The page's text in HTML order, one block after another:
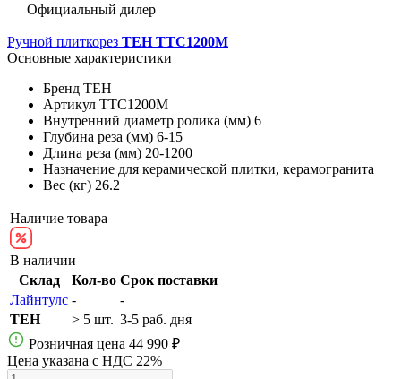
Официальный дилер
Ручной плиткорез TEH TTC1200M
Основные характеристики
Бренд TEH
Артикул TTC1200M
Внутренний диаметр ролика (мм) 6
Глубина реза (мм) 6-15
Длина реза (мм) 20-1200
Назначение для керамической плитки, керамогранита
Вес (кг) 26.2
Наличие товара
В наличии
Склад
Кол-во Срок поставки
Лайнтулс -
-
TEH
> 5 шт. 3-5 раб. дня
Розничная цена 44 990 ₽
Цена указана с НДС 22%